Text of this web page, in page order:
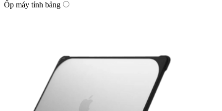
Ốp máy tính bảng